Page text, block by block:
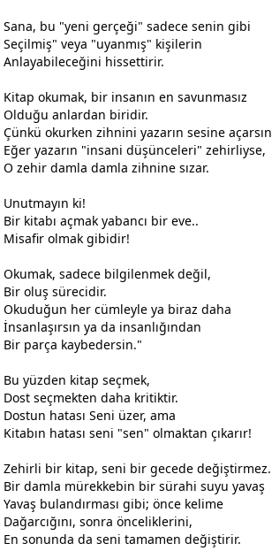
Sana, bu "yeni gerçeği" sadece senin gibi
Seçilmiş" veya "uyanmış" kişilerin
Anlayabileceğini hissettirir.
Kitap okumak, bir insanın en savunmasız
Olduğu anlardan biridir.
Çünkü okurken zihnini yazarın sesine açarsın
Eğer yazarın "insani düşünceleri" zehirliyse,
O zehir damla damla zihnine sızar.
Unutmayın ki!
Bir kitabı açmak yabancı bir eve..
Misafir olmak gibidir!
Okumak, sadece bilgilenmek değil,
Bir oluş sürecidir.
Okuduğun her cümleyle ya biraz daha
İnsanlaşırsın ya da insanlığından
Bir parça kaybedersin."
Bu yüzden kitap seçmek,
Dost seçmekten daha kritiktir.
Dostun hatası Seni üzer, ama
Kitabın hatası seni "sen" olmaktan çıkarır!
Zehirli bir kitap, seni bir gecede değiştirmez.
Bir damla mürekkebin bir sürahi suyu yavaş
Yavaş bulandırması gibi; önce kelime
Dağarcığını, sonra önceliklerini,
En sonunda da seni tamamen değiştirir.